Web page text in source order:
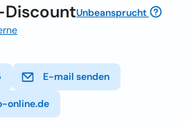
Unbeansprucht
E-mail senden
online.de